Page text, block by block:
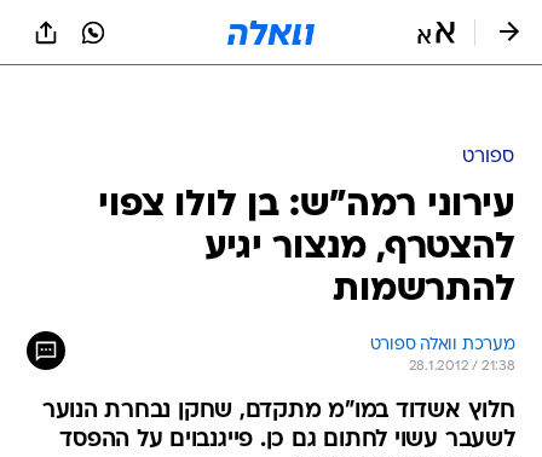
ספורט
עירוני רמה"ש: בן לולו צפוי
להצטרף, מנצור יגיע
להתרשמות
מערכת וואלה ספורט
28.1.2012 / 21:38
חלוץ אשדוד במו"מ מתקדם, שחקן נבחרת הנוער
לשעבר עשוי לחתום גם כן. פייגנבוים על ההפסד